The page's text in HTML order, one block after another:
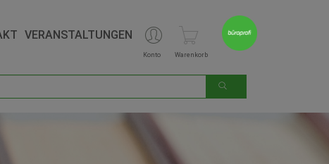
Konto Warenkorb
VERANSTALTUNGEN